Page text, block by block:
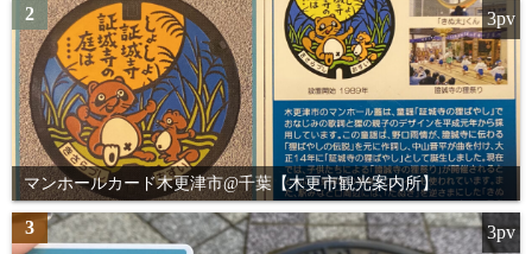
2
マンホールカード木更津市@千葉【木更市観光案内所】
3pv
3 3pv